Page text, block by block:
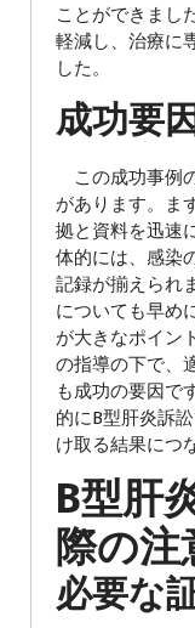
ことができまし
軽減し、治療に
した。
成功要
この成功事例
があります。ま
拠と資料を迅速
体的には、感染
記録が揃えられ
についても早め
が大きなポイン
の指導の下で、
も成功の要因で
的にB型肝炎訴
け取る結果につ
B型肝
際の注
必要な